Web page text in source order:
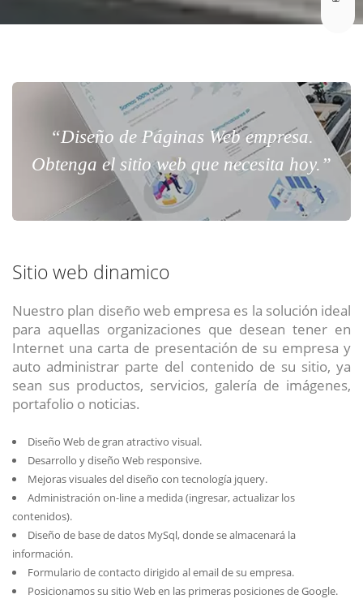
“Diseño de Páginas Web empresa.
Obtenga el sitio web que necesita hoy.”
Sitio web dinamico
Nuestro plan diseño web empresa es la solución ideal
para aquellas organizaciones que desean tener en
Internet una carta de presentación de su empresa y
auto administrar parte del contenido de su sitio, ya
sean sus productos, servicios, galería de imágenes,
portafolio o noticias.
Diseño Web de gran atractivo visual.
Desarrollo y diseño Web responsive.
Mejoras visuales del diseño con tecnología jquery.
Administración on-line a medida (ingresar, actualizar los
contenidos).
Diseño de base de datos MySql, donde se almacenará la
información.
Formulario de contacto dirigido al email de su empresa.
Posicionamos su sitio Web en las primeras posiciones de Google.